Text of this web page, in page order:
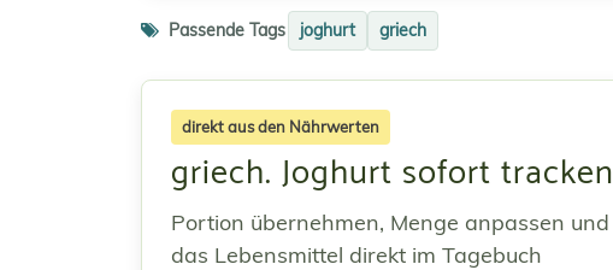
Passende Tags joghurt griech
direkt aus den Nährwerten
griech. Joghurt sofort tracken
Portion übernehmen, Menge anpassen und
das Lebensmittel direkt im Tagebuch